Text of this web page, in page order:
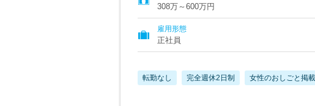
308万～600万円
雇用形態
正社員
転勤なし 完全週休2日制 女性のおしごと掲